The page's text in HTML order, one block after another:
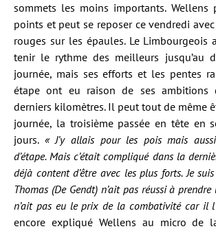
sommets les moins importants. Wellens
points et peut se reposer ce vendredi
rouges sur les épaules. Le Limbourgeois
tenir le rythme des meilleurs jusqu’au
journée, mais ses efforts et les pentes
étape ont eu raison de ses ambitions
derniers kilomètres. Il peut tout de même
journée, la troisième passée en tête en
jours. « J’y allais pour les pois mais
d’étape. Mais c’était compliqué dans la
déjà content d’être avec les plus forts. Je
Thomas (De Gendt) n’ait pas réussi à prendre
n’ait pas eu le prix de la combativité car il
encore expliqué Wellens au micro de